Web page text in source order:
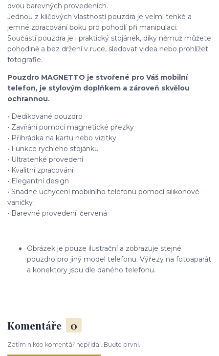
dvou barevných provedeních.
Jednou z klíčových vlastností pouzdra je velmi tenké a
jemné zpracování boku pro pohodlí při manipulaci.
Součástí pouzdra je i praktický stojánek, díky němuž můžete
pohodlně a bez držení v ruce, sledovat videa nebo prohlížet
fotografie.
Pouzdro MAGNETTO je stvořené pro Váš mobilní
telefon, je stylovým doplňkem a zároveň skvělou
ochrannou.
• Dedikované pouzdro
• Zavírání pomocí magnetické přezky
• Přihrádka na kartu nebo vizitky
• Funkce rychlého stojánku
• Ultratenké provedení
• Kvalitní zpracování
• Elegantní design
• Snadné uchycení mobilního telefonu pomocí silikonové
vaničky
• Barevné provedení: červená
Obrázek je pouze ilustrační a zobrazuje stejné
pouzdro pro jiný model telefonu. Výřezy na fotoaparát
a konektory jsou dle daného telefonu.
Komentáře 0
Zatím nikdo komentář nepřidal. Buďte první.